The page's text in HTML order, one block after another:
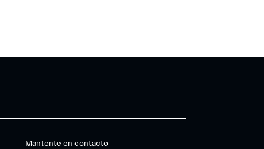
Mantente en contacto